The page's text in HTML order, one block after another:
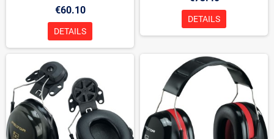
€60.10
DETAILS
DETAILS